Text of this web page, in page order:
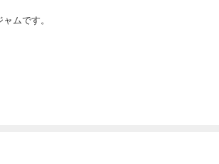
ムです。